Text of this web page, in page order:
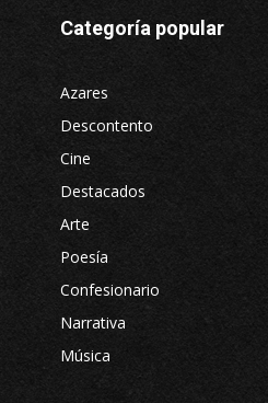
Categoría popular
Azares
Descontento
Cine
Destacados
Arte
Poesía
Confesionario
Narrativa
Música